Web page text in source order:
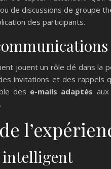
de discussions de groupe
des participants.
jouent un rôle clé dans la
invitations et des rappels
des e-mails adaptés
intelligent